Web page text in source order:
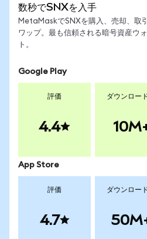
数秒でSNXを入手
MetaMaskでSNXを購入、売却、取
ワップ。最も信頼される暗号資産ウ
ト。
Google Play
評価
4.4
ダウンロー
App Store
評価
4.7
ダウンロー